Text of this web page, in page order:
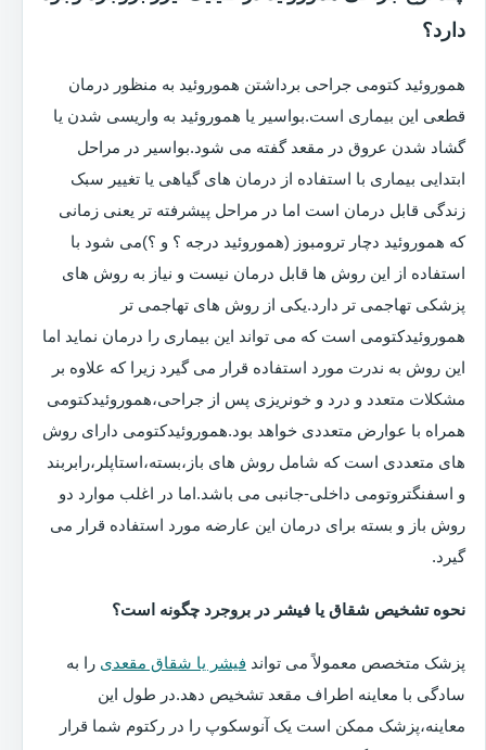
دارد؟
هموروئید کتومی جراحی برداشتن هموروئید به منظور درمان
قطعی این بیماری است.بواسیر یا هموروئید به واریسی شدن یا
گشاد شدن عروق در مقعد گفته می شود.بواسیر در مراحل
ابتدایی بیماری با استفاده از درمان های گیاهی یا تغییر سبک
زندگی قابل درمان است اما در مراحل پیشرفته تر یعنی زمانی
که هموروئید دچار ترومبوز (هموروئید درجه ؟ و ؟)می شود با
استفاده از این روش ها قابل درمان نیست و نیاز به روش های
پزشکی تهاجمی تر دارد.یکی از روش های تهاجمی تر
هموروئیدکتومی است که می تواند این بیماری را درمان نماید اما
این روش به ندرت مورد استفاده قرار می گیرد زیرا که علاوه بر
مشکلات متعدد و درد و خونریزی پس از جراحی،هموروئیدکتومی
همراه با عوارض متعددی خواهد بود.هموروئیدکتومی دارای روش
های متعددی است که شامل روش های باز،بسته،استاپلر،رابربند
و اسفنگتروتومی داخلی-جانبی می باشد.اما در اغلب موارد دو
روش باز و بسته برای درمان این عارضه مورد استفاده قرار می
گیرد.
نحوه تشخیص شقاق یا فیشر در بروجرد چگونه است؟
پزشک متخصص معمولاً می تواند فیشر یا شقاق مقعدی را به
سادگی با معاینه اطراف مقعد تشخیص دهد.در طول این
معاینه،پزشک ممکن است یک آنوسکوپ را در رکتوم شما قرار